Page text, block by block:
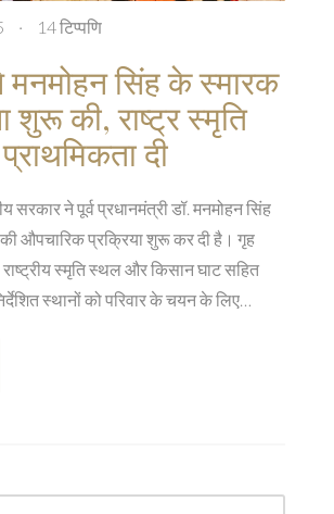
· 14 टिप्पणि
मनमोहन सिंह के स्मारक
शुरू की, राष्ट्र स्मृति
दी
सरकार ने पूर्व प्रधानमंत्री डॉ. मनमोहन सिंह
की औपचारिक प्रक्रिया शुरू कर दी है। गृह
राष्ट्रीय स्मृति स्थल और किसान घाट सहित
स्थानों को परिवार के चयन के लिए
भू‑खण्डों पर है, जहाँ पहले के राष्ट्र नेताओं के
द्वारा ट्रस्ट की स्थापना और साइट की